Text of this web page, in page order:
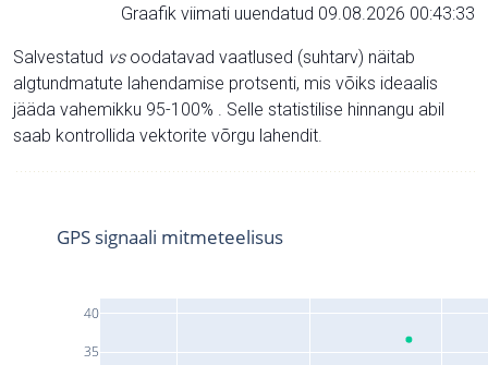
Graafik viimati uuendatud 09.08.2026 00:43:33
Salvestatud vsoodatavad vaatlused (suhtarv) näitab
algtundmatute lahendamise protsenti, mis võiks ideaalis
jääda vahemikku 95-100% . Selle statistilise hinnangu abil
saab kontrollida vektorite võrgu lahendit.
35
40
GPS signaali mitmeteelisus